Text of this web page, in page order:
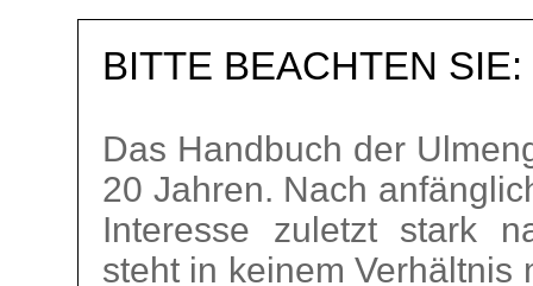
BITTE BEACHTEN SIE:
Das Handbuch der
20 Jahren. Nach
Interesse zuletzt stark
steht in keinem Verhältnis